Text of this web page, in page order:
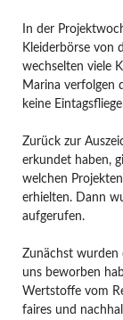
In der
Kleiderbörse von
wechselten viele
Marina verfolgen
keine
Zurück zur
erkundet haben,
welchen
erhielten. Dann
aufgerufen.
Zunächst wurden
uns beworben
Wertstoffe vom
faires und